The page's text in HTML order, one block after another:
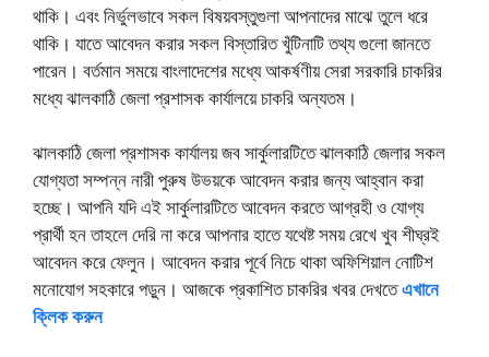
থাকি। এবং নির্ভুলভাবে সকল বিষয়বস্তুগুলা আপনাদের মাঝে তুলে ধরে
থাকি। যাতে আবেদন করার সকল বিস্তারিত খুঁটিনাটি তথ্য গুলো জানতে
পারেন। বর্তমান সময়ে বাংলাদেশের মধ্যে আকর্ষণীয় সেরা সরকারি চাকরির
মধ্যে ঝালকাঠি জেলা প্রশাসক কার্যালয়ে চাকরি অন্যতম।
ঝালকাঠি জেলা প্রশাসক কার্যালয় জব সার্কুলারটিতে ঝালকাঠি জেলার সকল
যোগ্যতা সম্পন্ন নারী পুরুষ উভয়কে আবেদন করার জন্য আহ্বান করা
হচ্ছে। আপনি যদি এই সার্কুলারটিতে আবেদন করতে আগ্রহী ও যোগ্য
প্রার্থী হন তাহলে দেরি না করে আপনার হাতে যথেষ্ট সময় রেখে খুব শীঘ্রই
আবেদন করে ফেলুন। আবেদন করার পূর্বে নিচে থাকা অফিশিয়াল নোটিশ
মনোযোগ সহকারে পড়ুন। আজকে প্রকাশিত চাকরির খবর দেখতেএখানে
ক্লিক করুন